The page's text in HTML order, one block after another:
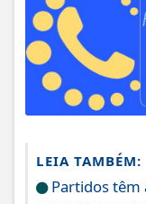
LEIA TAMBÉM:
Partidos têm